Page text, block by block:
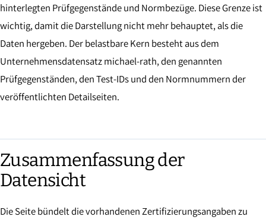
hinterlegten Prüfgegenstände und Normbezüge. Diese Grenze ist
wichtig, damit die Darstellung nicht mehr behauptet, als die
Daten hergeben. Der belastbare Kern besteht aus dem
Unternehmensdatensatz michael-rath, den genannten
Prüfgegenständen, den Test-IDs und den Normnummern der
veröffentlichten Detailseiten.
Zusammenfassung der
Datensicht
Die Seite bündelt die vorhandenen Zertifizierungsangaben zu